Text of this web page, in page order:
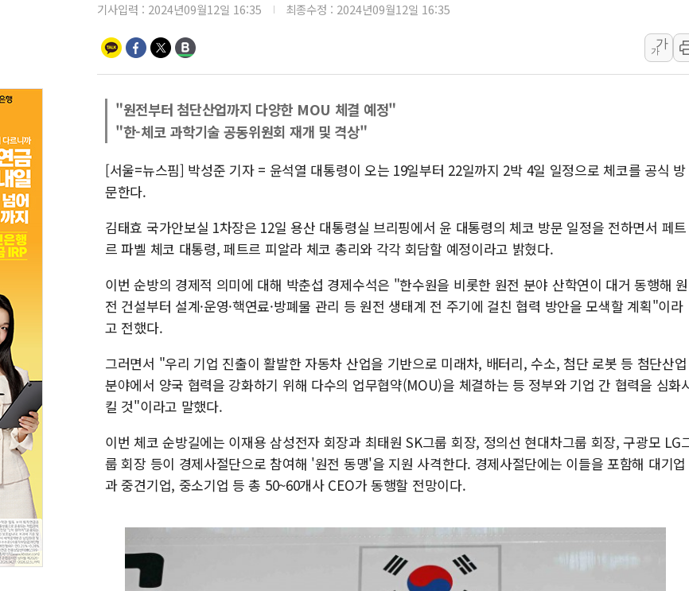
특정 정치인 측근 포항시 정책특보 내정설...포항시 '
李 "해남 태양광, 대한민국 다음 100년 밑거름…수도
이란와이어 "이란 최고지도자 위독…곧 사망해도 놀
기사입력 : 2024년09월12일 16:35 최종수정 : 2024년09월12일 16:35
가
가
"원전부터 첨단산업까지 다양한 MOU 체결 예정"
"한-체코 과학기술 공동위원회 재개 및 격상"
[서울=뉴스핌] 박성준 기자 = 윤석열 대통령이 오는 19일부터 22일까지 2박 4일 일정으로 체코를 공식 방
문한다.
김태효 국가안보실 1차장은 12일 용산 대통령실 브리핑에서 윤 대통령의 체코 방문 일정을 전하면서 페트
르 파벨 체코 대통령, 페트르 피알라 체코 총리와 각각 회담할 예정이라고 밝혔다.
이번 순방의 경제적 의미에 대해 박춘섭 경제수석은 "한수원을 비롯한 원전 분야 산학연이 대거 동행해 원
전 건설부터 설계·운영·핵연료·방폐물 관리 등 원전 생태계 전 주기에 걸친 협력 방안을 모색할 계획"이라
고 전했다.
그러면서 "우리 기업 진출이 활발한 자동차 산업을 기반으로 미래차, 배터리, 수소, 첨단 로봇 등 첨단산업
분야에서 양국 협력을 강화하기 위해 다수의 업무협약(MOU)을 체결하는 등 정부와 기업 간 협력을 심화
킬 것"이라고 말했다.
이번 체코 순방길에는 이재용 삼성전자 회장과 최태원 SK그룹 회장, 정의선 현대차그룹 회장, 구광모 LG
룹 회장 등이 경제사절단으로 참여해 '원전 동맹'을 지원 사격한다. 경제사절단에는 이들을 포함해 대기업
과 중견기업, 중소기업 등 총 50~60개사 CEO가 동행할 전망이다.